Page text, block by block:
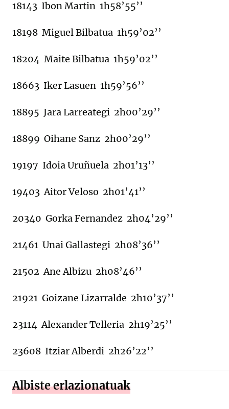
18143 Ibon Martin 1h58’55’’
18198 Miguel Bilbatua 1h59’02’’
18204 Maite Bilbatua 1h59’02’’
18663 Iker Lasuen 1h59’56’’
18895 Jara Larreategi 2h00’29’’
18899 Oihane Sanz 2h00’29’’
19197 Idoia Uruñuela 2h01’13’’
19403 Aitor Veloso 2h01’41’’
20340 Gorka Fernandez 2h04’29’’
21461 Unai Gallastegi 2h08’36’’
21502 Ane Albizu 2h08’46’’
21921 Goizane Lizarralde 2h10’37’’
23114 Alexander Telleria 2h19’25’’
23608 Itziar Alberdi 2h26’22’’
Albiste erlazionatuak